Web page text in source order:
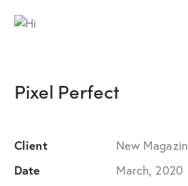
Pixel Perfect
Client
New
Date
March, 2020